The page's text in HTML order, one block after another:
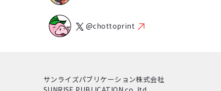
@chottoprint
サンライズパブリケーション株式会社